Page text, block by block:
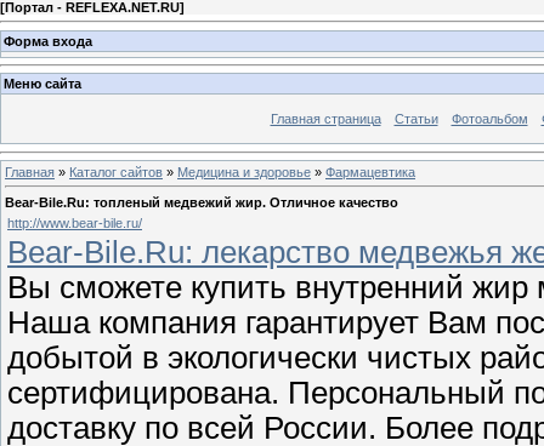
[Портал - REFLEXA.NET.RU]
Форма входа
Меню сайта
Главная страница Статьи Фотоальбом
Главная » Каталог сайтов » Медицина и здоровье » Фармацевтика
Bear-Bile.Ru: топленый медвежий жир. Отличное качество
http://www.bear-bile.ru/
Bear-Bile.Ru: лекарство медвежья
Вы сможете купить внутренний жир
Наша компания гарантирует Вам
добытой в экологически чистых
сертифицирована. Персональный
доставку по всей России. Более